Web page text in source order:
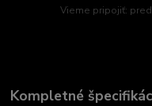
Vieme pripojiť:
Kompletné